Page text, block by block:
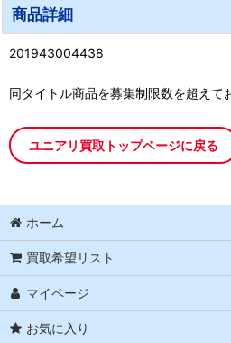
商品詳細
201943004438
同タイトル商品を募集制限数を超えて
ユニアリ買取トップページに戻る
ホーム
買取希望リスト
マイページ
お気に入り